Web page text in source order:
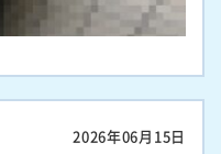
2026年06月15日